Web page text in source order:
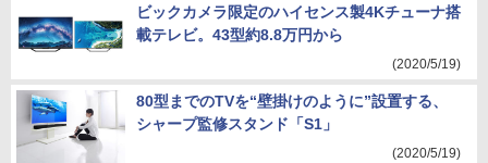
ビックカメラ限定のハイセンス製4Kチューナ搭
載テレビ。43型約8.8万円から
(2020/5/19)
80型までのTVを“壁掛けのように”設置する、
シャープ監修スタンド「S1」
(2020/5/19)